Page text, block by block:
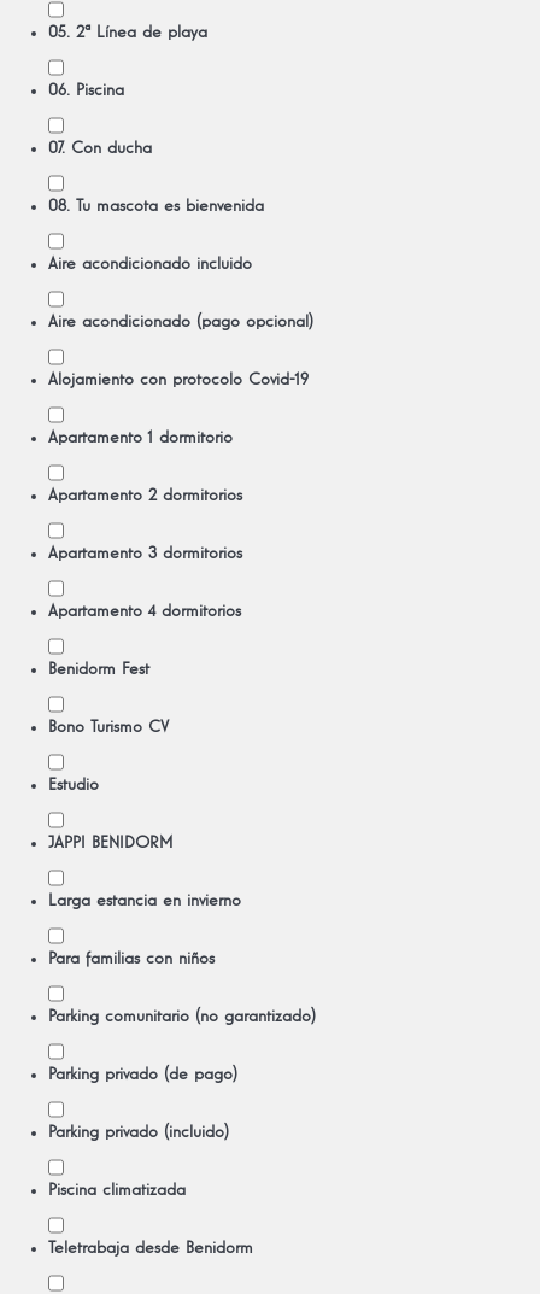
05. 2ª Línea de playa
06. Piscina
07. Con ducha
08. Tu mascota es bienvenida
Aire acondicionado incluido
Aire acondicionado (pago opcional)
Alojamiento con protocolo Covid-19
Apartamento 1 dormitorio
Apartamento 2 dormitorios
Apartamento 3 dormitorios
Apartamento 4 dormitorios
Benidorm Fest
Bono Turismo CV
Estudio
JAPPI BENIDORM
Larga estancia en invierno
Para familias con niños
Parking comunitario (no garantizado)
Parking privado (de pago)
Parking privado (incluido)
Piscina climatizada
Teletrabaja desde Benidorm